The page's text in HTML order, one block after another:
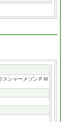
スシャーメゾンＰＭ